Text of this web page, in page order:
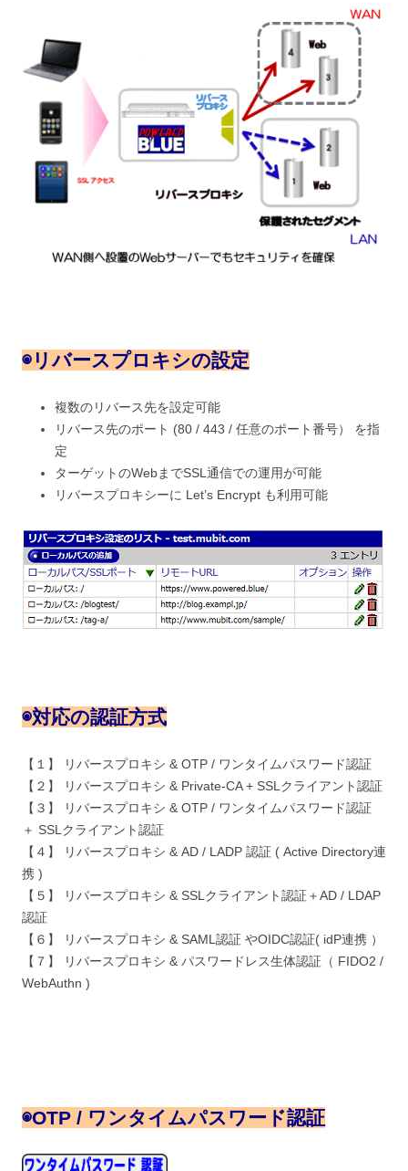
◉リバースプロキシの設定
複数のリバース先を設定可能
リバース先のポート (80 / 443 / 任意のポート番号） を指
定
ターゲットのWebまでSSL通信での運用が可能
リバースプロキシーに Let’s Encrypt も利用可能
◉対応の認証方式
【１】 リバースプロキシ & OTP / ワンタイムパスワード認証
【２】 リバースプロキシ & Private-CA + SSLクライアント認証
【３】 リバースプロキシ & OTP / ワンタイムパスワード認証
＋ SSLクライアント認証
【４】 リバースプロキシ & AD / LADP 認証 ( Active Directory連
携 )
【５】 リバースプロキシ & SSLクライアント認証＋AD / LDAP
認証
【６】 リバースプロキシ & SAML認証 やOIDC認証( idP連携 ）
【７】 リバースプロキシ & パスワードレス生体認証（ FIDO2 /
WebAuthn )
◉OTP / ワンタイムパスワード認証